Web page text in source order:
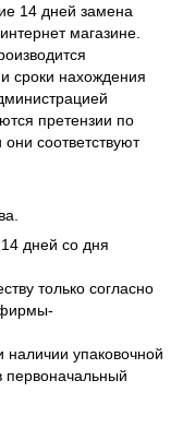
14 дней замена
магазине.
сроки нахождения
претензии по
соответствуют
дней со дня
только согласно
фирмы-
наличии упаковочной
первоначальный